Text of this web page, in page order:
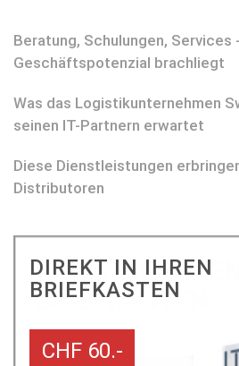
Beratung, Schulungen, Services
Geschäftspotenzial brachliegt
Was das Logistikunternehmen
seinen IT-Partnern erwartet
Diese Dienstleistungen
Distributoren
DIREKT IN IHREN
BRIEFKASTEN
CHF 60.-